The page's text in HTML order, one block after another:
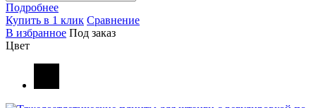
Подробнее
Купить в 1 клик Сравнение
В избранное Под заказ
Цвет